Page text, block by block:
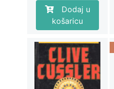
Dodaj u
košaricu